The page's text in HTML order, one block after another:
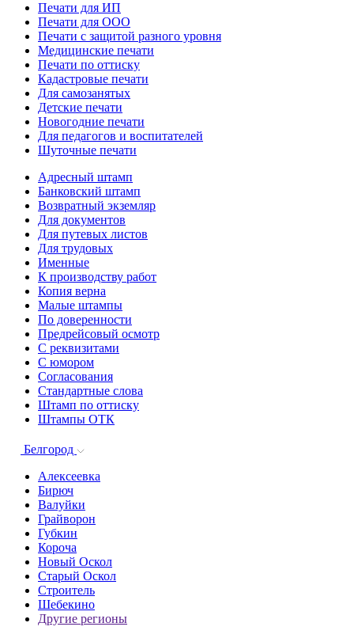
Печати для ИП
Печати для ООО
Печати с защитой разного уровня
Медицинские печати
Печати по оттиску
Кадастровые печати
Для самозанятых
Детские печати
Новогодние печати
Для педагогов и воспитателей
Шуточные печати
Адресный штамп
Банковский штамп
Возвратный экземляр
Для документов
Для путевых листов
Для трудовых
Именные
К производству работ
Копия верна
Малые штампы
По доверенности
Предрейсовый осмотр
С реквизитами
С юмором
Согласования
Стандартные слова
Штамп по оттиску
Штампы ОТК
Белгород
Алексеевка
Бирюч
Валуйки
Грайворон
Губкин
Короча
Новый Оскол
Старый Оскол
Строитель
Шебекино
Другие регионы